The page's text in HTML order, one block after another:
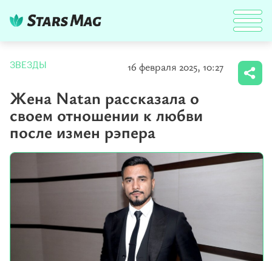
ЗВЕЗДЫ 16 февраля 2025, 10:27
Жена Natan рассказала о
своем отношении к любви
после измен рэпера